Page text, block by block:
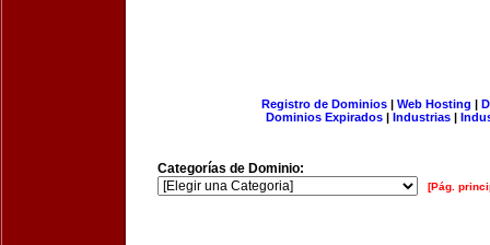
Registro de Dominios| Web Hosting |
Dominios Expirados | Industrias |
Categorías de Dominio:
[Pág.